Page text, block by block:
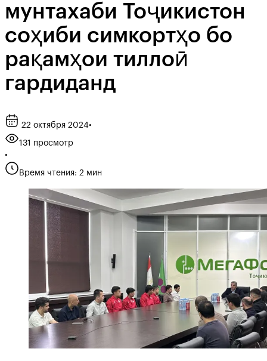
мунтахаби Тоҷикистон
соҳиби симкортҳо бо
рақамҳои тиллоӣ
гардиданд
22 октября 2024•
131 просмотр
•
Время чтения: 2 мин